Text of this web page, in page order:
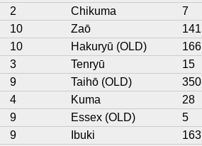
2 Chikuma 7
10 Zaō 141
10 Hakuryū (OLD) 166
3 Tenryū 15
9 Taihō (OLD) 350
4 Kuma 28
9 Essex (OLD) 5
9 Ibuki 163